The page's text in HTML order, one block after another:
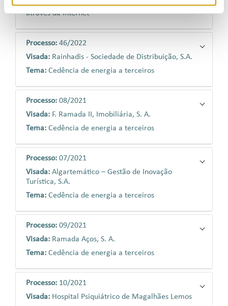
Tema:Disponibilização de informação aos clientes
através da internet
Processo: 46/2022
Visada: Rainhadis - Sociedade de Distribuição, S.A.
Tema: Cedência de energia a terceiros
Processo: 08/2021
Visada: F. Ramada II, Imobiliária, S. A.
Tema: Cedência de energia a terceiros
Processo: 07/2021
Visada: Algartemático – Gestão de Inovação
Turística, S.A.
Tema: Cedência de energia a terceiros
Processo: 09/2021
Visada: Ramada Aços, S. A.
Tema: Cedência de energia a terceiros
Processo: 10/2021
Visada: Hospital Psiquiátrico de Magalhães Lemos